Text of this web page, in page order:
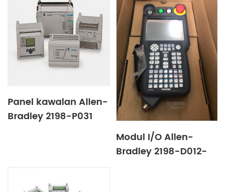
Panel kawalan Allen-
Bradley 2198-P031
Modul I/O Allen-
Bradley 2198-D012-